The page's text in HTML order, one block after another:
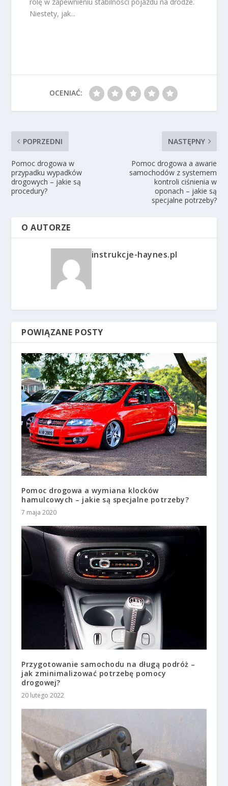
Niestety, jak...
OCENIAĆ:
POPRZEDNI
Pomoc drogowa w
przypadku wypadków
drogowych – jakie są
procedury?
NASTĘPNY
Pomoc drogowa a awarie
samochodów z systemem
kontroli ciśnienia w
oponach – jakie są
specjalne potrzeby?
O AUTORZE
instrukcje-haynes.pl
POWIĄZANE POSTY
Pomoc drogowa a wymiana klocków
hamulcowych – jakie są specjalne potrzeby?
7 maja 2020
Przygotowanie samochodu na długą podróż –
jak zminimalizować potrzebę pomocy
drogowej?
20 lutego 2022